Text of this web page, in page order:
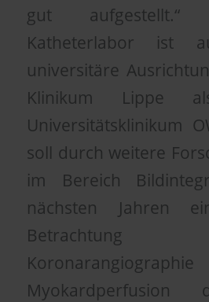
gut
Katheterlabor ist
universitäre
Klinikum Lippe
Universitätsklinikum
soll durch weitere
im Bereich
nächsten Jahren
Myokardperfusion